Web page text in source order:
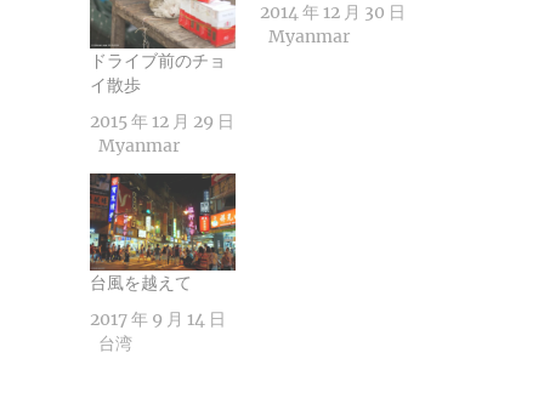
ドライブ前のチョ
イ散歩
2015 年 12 月 29 日
Myanmar
2014 年 12 月 30 日
Myanmar
台風を越えて
2017 年 9 月 14 日
台湾